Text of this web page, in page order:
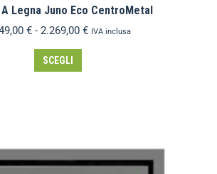
Legna Juno Eco CentroMetal
€ - 2.269,00 € IVA inclusa
SCEGLI